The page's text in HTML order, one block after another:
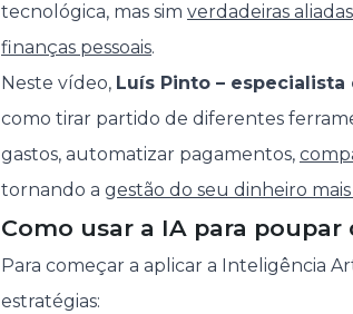
tecnológica, mas sim verdadeiras
finanças pessoais.
Neste vídeo, Luís Pinto –
como tirar partido de diferentes
gastos, automatizar pagamentos,
tornando a gestão do seu dinheiro
Como usar a IA para
Para começar a aplicar a Inteligência
estratégias: